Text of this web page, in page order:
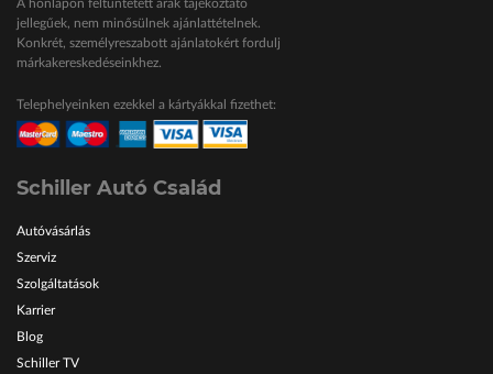
A honlapon feltüntetett árak tájékoztató
jellegűek, nem minősülnek ajánlattételnek.
Konkrét, személyreszabott ajánlatokért fordulj
márkakereskedéseinkhez.
Telephelyeinken ezekkel a kártyákkal fizethet:
Schiller Autó Család
Autóvásárlás
Szerviz
Szolgáltatások
Karrier
Blog
Schiller TV